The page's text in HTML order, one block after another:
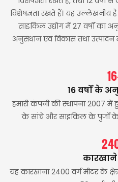
विशेषज्ञता रखते हैं। यह उल्लेखनीय
साइकिल उद्योग में 27 वर्षों
अनुसंधान एवं विकास तथा उत्पादन
16 वर्षों के
हमारी कंपनी की स्थापना 2007
के सांचे और साइकिल के पुर्जों के
कारखाने
यह कारखाना 2400 वर्ग मीटर के